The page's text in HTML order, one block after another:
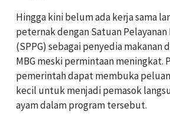
Hingga kini belum ada kerja sama
peternak dengan Satuan Pelayanan
(SPPG) sebagai penyedia makanan
MBG meski permintaan meningkat.
pemerintah dapat membuka
kecil untuk menjadi pemasok
ayam dalam program tersebut.